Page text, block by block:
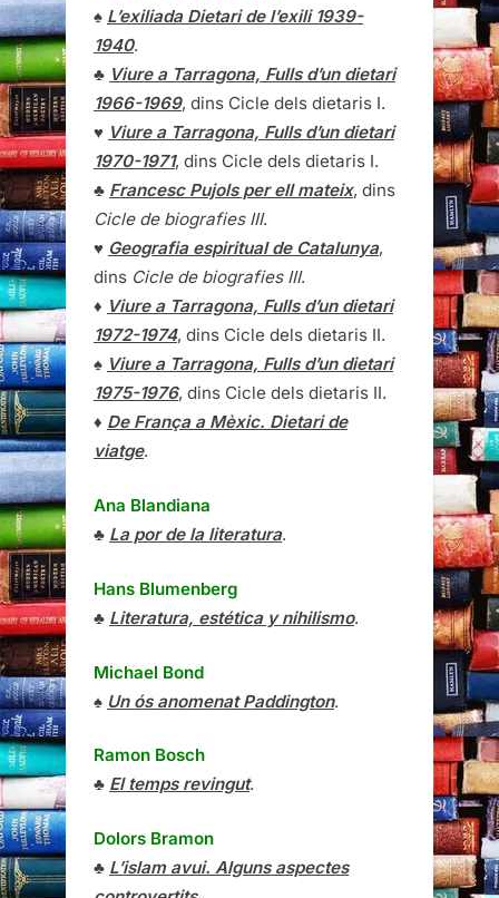
♠ L’exiliada Dietari de l’exili 1939-
1940.
♣ Viure a Tarragona, Fulls d’un dietari
1966-1969, dins Cicle dels dietaris I.
♥ Viure a Tarragona, Fulls d’un dietari
1970-1971, dins Cicle dels dietaris I.
♣ Francesc Pujols per ell mateix, dins
Cicle de biografies III.
♥ Geografia espiritual de Catalunya,
dins Cicle de biografies III.
♦ Viure a Tarragona, Fulls d’un dietari
1972-1974, dins Cicle dels dietaris II.
♠ Viure a Tarragona, Fulls d’un dietari
1975-1976, dins Cicle dels dietaris II.
♦ De França a Mèxic. Dietari de
viatge.
Ana Blandiana
♣ La por de la literatura.
Hans Blumenberg
♣ Literatura, estética y nihilismo.
Michael Bond
♠ Un ós anomenat Paddington.
Ramon Bosch
♣ El temps revingut.
Dolors Bramon
♣ L’islam avui. Alguns aspectes